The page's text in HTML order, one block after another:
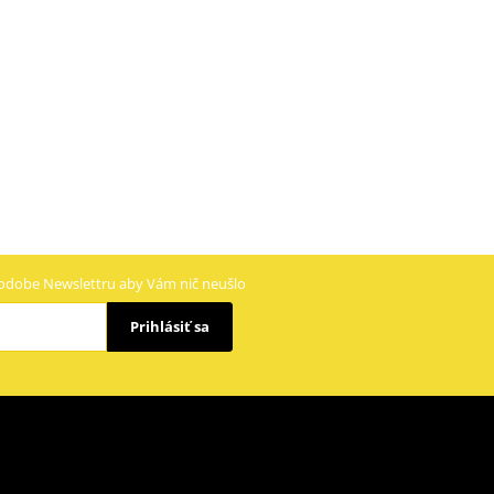
Newslettru aby Vám nič neušlo
Prihlásiť sa